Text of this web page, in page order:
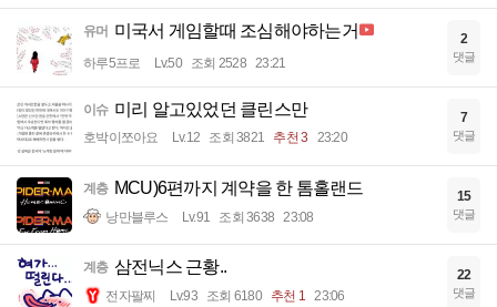
유머 미국서 게임할때 조심해야하는거
하루5프로 Lv.50 조회 2528 23:21
2
댓글
이슈 미리 알고있었던 클린스만
호박이쪼아요 Lv.12 조회 3821 추천 3 23:20
7
댓글
계층 MCU)6편까지 계약을 한 톰홀랜드
낭만블루스 Lv.91 조회 3638 23:08
15
댓글
계층 삼전닉스 근황..
전자팔찌 Lv.93 조회 6180 추천 1 23:06
22
댓글